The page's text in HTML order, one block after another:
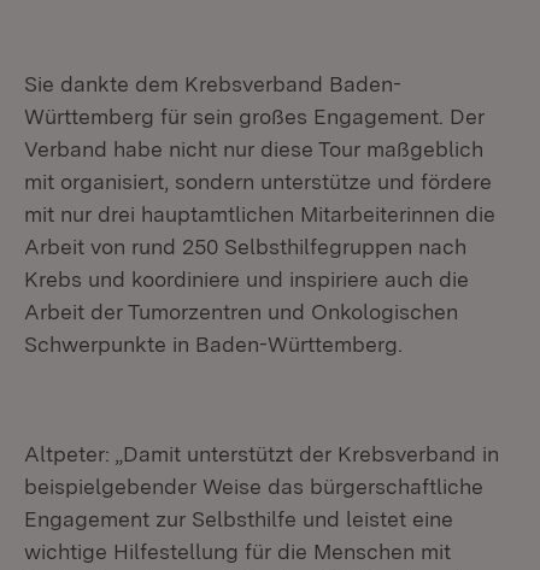
Sie dankte dem Krebsverband Baden-
Württemberg für sein großes Engagement. Der
Verband habe nicht nur diese Tour maßgeblich
mit organisiert, sondern unterstütze und fördere
mit nur drei hauptamtlichen Mitarbeiterinnen die
Arbeit von rund 250 Selbsthilfegruppen nach
Krebs und koordiniere und inspiriere auch die
Arbeit der Tumorzentren und Onkologischen
Schwerpunkte in Baden-Württemberg.
Altpeter: „Damit unterstützt der Krebsverband in
beispielgebender Weise das bürgerschaftliche
Engagement zur Selbsthilfe und leistet eine
wichtige Hilfestellung für die Menschen mit